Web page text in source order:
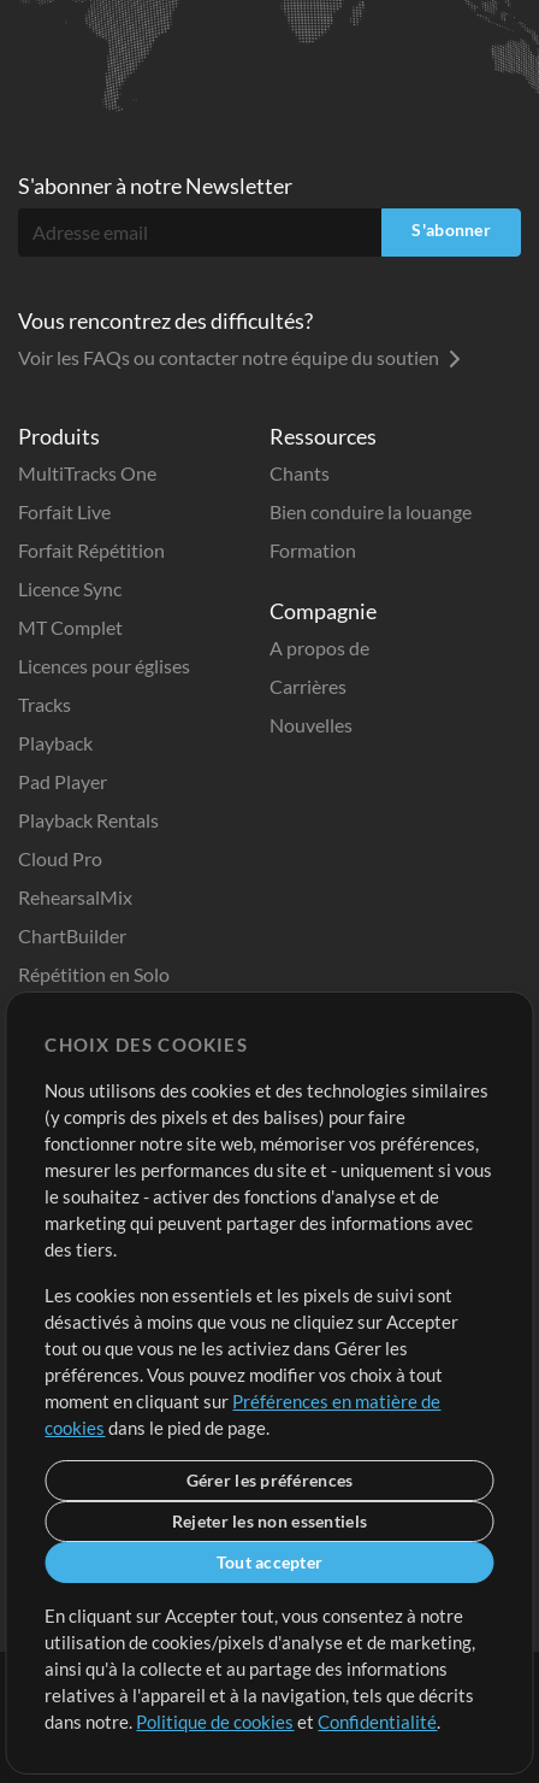
Produits
MultiTracks One
Forfait Live
Forfait Répétition
Licence Sync
MT Complet
Licences pour églises
Tracks
Playback
Pad Player
Playback Rentals
Cloud Pro
RehearsalMix
ChartBuilder
Répétition en Solo
Modèles ProPresenter
Sons
Ressources
Chants
Bien conduire la louange
Formation
Compagnie
A propos de
Carrières
Nouvelles
Boutique
Acheter des crédits
Contenu gratuit
Demander les pistes
Extras
Sessions
Soumettre votre contenu
Listes de lecture
Conférence MT
Compte
Connexion
S'inscrire
S'abonner à notre Newsletter
S'abonner
Vous rencontrez des difficultés?
Voir les FAQs ou contacter notre équipe du soutien
Conditions | Confidentialité |
CHOIX DES COOKIES
Nous utilisons des cookies et des technologies similaires
(y compris des pixels et des balises) pour faire
fonctionner notre site web, mémoriser vos préférences,
mesurer les performances du site et - uniquement si vous
le souhaitez - activer des fonctions d'analyse et de
marketing qui peuvent partager des informations avec
des tiers.
Les cookies non essentiels et les pixels de suivi sont
désactivés à moins que vous ne cliquiez sur Accepter
tout ou que vous ne les activiez dans Gérer les
préférences. Vous pouvez modifier vos choix à tout
moment en cliquant sur Préférences en matière de
cookies dans le pied de page.
Gérer les préférences
Rejeter les non essentiels
Tout accepter
En cliquant sur Accepter tout, vous consentez à notre
utilisation de cookies/pixels d'analyse et de marketing,
ainsi qu'à la collecte et au partage des informations
relatives à l'appareil et à la navigation, tels que décrits
dans notre. Politique de cookies etConfidentialité.